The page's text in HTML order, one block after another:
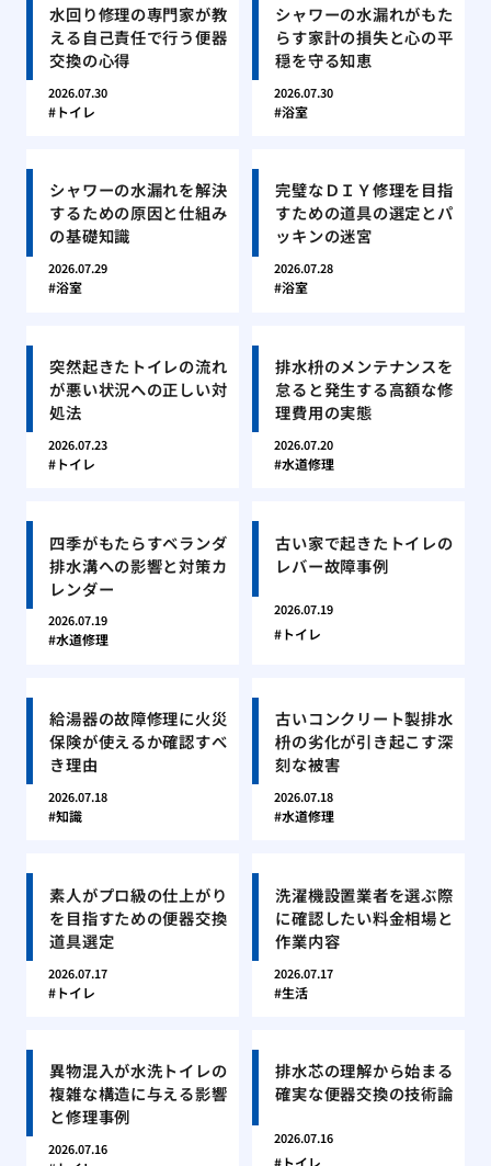
水回り修理の専門家が教
える自己責任で行う便器
交換の心得
2026.07.30
トイレ
シャワーの水漏れがもた
らす家計の損失と心の平
穏を守る知恵
2026.07.30
浴室
シャワーの水漏れを解決
するための原因と仕組み
の基礎知識
2026.07.29
浴室
完璧なＤＩＹ修理を目指
すための道具の選定とパ
ッキンの迷宮
2026.07.28
浴室
突然起きたトイレの流れ
が悪い状況への正しい対
処法
2026.07.23
トイレ
排水枡のメンテナンスを
怠ると発生する高額な修
理費用の実態
2026.07.20
水道修理
四季がもたらすベランダ
排水溝への影響と対策カ
レンダー
2026.07.19
水道修理
古い家で起きたトイレの
レバー故障事例
2026.07.19
トイレ
給湯器の故障修理に火災
保険が使えるか確認すべ
き理由
2026.07.18
知識
古いコンクリート製排水
枡の劣化が引き起こす深
刻な被害
2026.07.18
水道修理
素人がプロ級の仕上がり
を目指すための便器交換
道具選定
2026.07.17
トイレ
洗濯機設置業者を選ぶ際
に確認したい料金相場と
作業内容
2026.07.17
生活
異物混入が水洗トイレの
複雑な構造に与える影響
と修理事例
2026.07.16
排水芯の理解から始まる
確実な便器交換の技術論
2026.07.16
トイレ